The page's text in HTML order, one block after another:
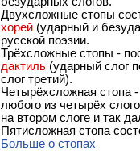
Двухсложные стопы
хорей (ударный и
русской поэзии.
Трёхсложные стопы -
дактиль (ударный слог
слог третий).
Четырёхсложная стопа
любого из четырёх
на втором слоге и так
Пятисложная стопа
Больше о стопах